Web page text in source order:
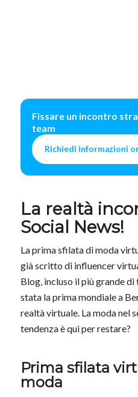
Fissare un incontro
team
Richiedi informazioni
La realtà
Social News!
La prima sfilata di moda
già scritto di influencer
Blog, incluso il più grande di
stata la prima mondiale a
realtà virtuale. La moda nel
tendenza è qui per restare?
Prima sfilata
moda